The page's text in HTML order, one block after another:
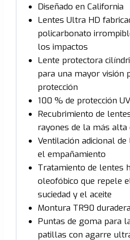
Diseñado en California
Lentes Ultra HD
policarbonato
los impactos
Lente protectora
para una mayor visión
protección
100 % de protección UV
Recubrimiento de
rayones de la más alta
Ventilación adicional
el empañamiento
Tratamiento de lentes
oleofóbico que repele
suciedad y el aceite
Montura TR90
Puntas de goma para
patillas con agarre